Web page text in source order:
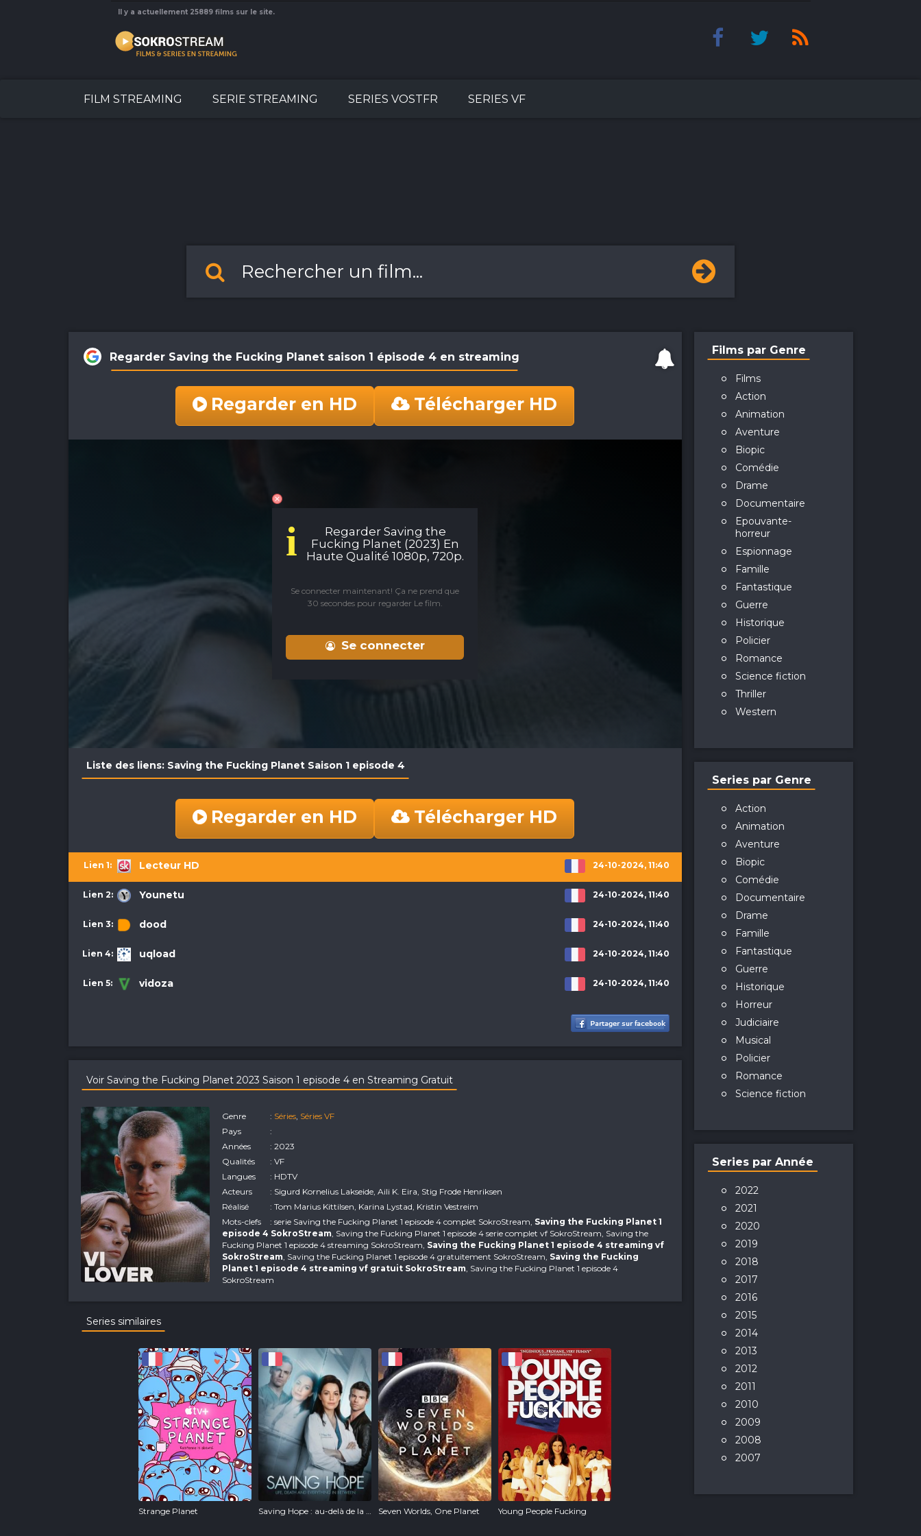
Il y a actuellement 25889 films sur le site.
FILM STREAMING SERIE STREAMING SERIES VOSTFR SERIES VF
Regarder Saving the Fucking Planet saison 1 épisode 4 en streaming
Regarder en HD Télécharger HD
i
Regarder Saving the
Fucking Planet (2023) En
Haute Qualité 1080p, 720p.
Se connecter maintenant! Ça ne prend que
30 secondes pour regarder Le film.
Se connecter
Liste des liens: Saving the Fucking Planet Saison 1 episode 4
Regarder en HD Télécharger HD
Lecteur HD 24-10-2024, 11:40
Younetu 24-10-2024, 11:40
dood 24-10-2024, 11:40
uqload 24-10-2024, 11:40
vidoza 24-10-2024, 11:40
Voir Saving the Fucking Planet 2023 Saison 1 episode 4 en Streaming Gratuit
Genre : Séries, Séries VF
Pays
:
Années
: 2023
Qualités
: VF
Langues
: HDTV
Acteurs
: Sigurd Kornelius Lakseide, Aili K. Eira, Stig Frode Henriksen
Réalisé
: Tom Marius Kittilsen, Karina Lystad, Kristin Vestreim
Mots-clefs
: serie Saving the Fucking Planet 1 episode 4 complet SokroStream, Saving the Fucking Planet 1
episode 4 SokroStream, Saving the Fucking Planet 1 episode 4 serie complet vf SokroStream, Saving the
Fucking Planet 1 episode 4 streaming SokroStream, Saving the Fucking Planet 1 episode 4 streaming vf
SokroStream, Saving the Fucking Planet 1 episode 4 gratuitement SokroStream, Saving the Fucking
Planet 1 episode 4 streaming vf gratuit SokroStream, Saving the Fucking Planet 1 episode 4
SokroStream
Series similaires
Strange Planet Saving Hope : au-delà de la médecine Seven Worlds, One Planet Young People Fucking
Films par Genre
Films
Action
Animation
Aventure
Biopic
Comédie
Drame
Documentaire
Epouvante-
horreur
Espionnage
Famille
Fantastique
Guerre
Historique
Policier
Romance
Science fiction
Thriller
Western
Series par Genre
Action
Animation
Aventure
Biopic
Comédie
Documentaire
Drame
Famille
Fantastique
Guerre
Historique
Horreur
Judiciaire
Musical
Policier
Romance
Science fiction
Series par Année
2022
2021
2020
2019
2018
2017
2016
2015
2014
2013
2012
2011
2010
2009
2008
2007